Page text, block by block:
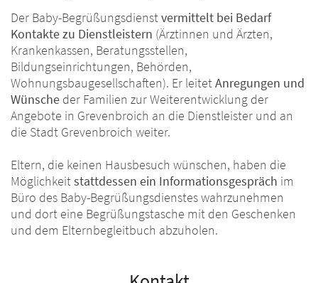
Der Baby-Begrüßungsdienstvermittelt bei Bedarf
Kontakte zu Dienstleistern (Ärztinnen und Ärzten,
Krankenkassen, Beratungsstellen,
Bildungseinrichtungen, Behörden,
Wohnungsbaugesellschaften). Er leitetAnregungen und
Wünsche der Familien zur Weiterentwicklung der
Angebote in Grevenbroich an die Dienstleister und an
die Stadt Grevenbroich weiter.
Eltern, die keinen Hausbesuch wünschen, haben die
Möglichkeitstattdessen ein Informationsgespräch im
Büro des Baby-Begrüßungsdienstes wahrzunehmen
und dort eine Begrüßungstasche mit den Geschenken
und dem Elternbegleitbuch abzuholen.